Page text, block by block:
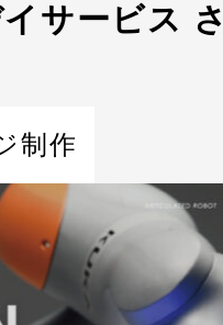
サービス
制作